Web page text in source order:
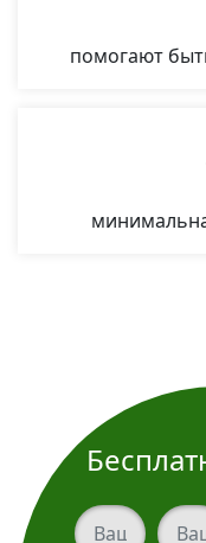
помогают
Ваш телефон
Ваш